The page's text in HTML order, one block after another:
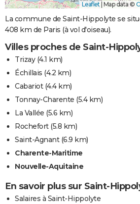
Leaflet Map data ©
La commune de Saint-Hippolyte se
408 km de Paris (à vol d'oiseau).
Villes proches de Saint-
Trizay(4.1 km)
Échillais (4.2 km)
Cabariot(4.4 km)
Tonnay-Charente (5.4 km)
La Vallée (5.6 km)
Rochefort(5.8 km)
Saint-Agnant(6.9 km)
Charente-Maritime
Nouvelle-Aquitaine
En savoir plus sur Saint-
Salaires à Saint-Hippolyte